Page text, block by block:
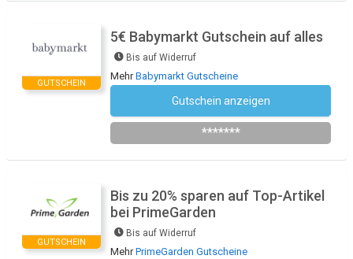
GUTSCHEIN
5€ Babymarkt Gutschein auf alles
Bis auf Widerruf
MehrBabymarkt Gutscheine
Gutschein anzeigen
*******
GUTSCHEIN
Bis zu 20% sparen auf Top-Artikel
bei PrimeGarden
Bis auf Widerruf
MehrPrimeGarden Gutscheine